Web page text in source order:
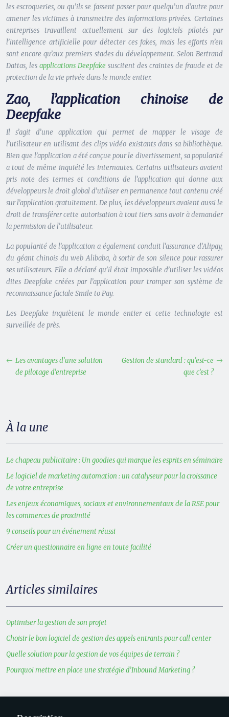
les escroqueries, ou qu’ils se fassent passer pour quelqu’un d’autre pour
amener les victimes à transmettre des informations privées. Certaines
entreprises travaillent actuellement sur des logiciels pilotés par
l’intelligence artificielle pour détecter ces fakes, mais les efforts n’en
sont encore qu’aux premiers stades du développement. Selon Bertrand
Dattas, les applications Deepfake suscitent des craintes de fraude et de
protection de la vie privée dans le monde entier.
Zao, l’application chinoise de
Deepfake
Il s’agit d’une application qui permet de mapper le visage de
l’utilisateur en utilisant des clips vidéo existants dans sa bibliothèque.
Bien que l’application a été conçue pour le divertissement, sa popularité
a tout de même inquiété les internautes. Certains utilisateurs avaient
pris note des termes et conditions de l’application qui donne aux
développeurs le droit global d’utiliser en permanence tout contenu créé
sur l’application gratuitement. De plus, les développeurs avaient aussi le
droit de transférer cette autorisation à tout tiers sans avoir à demander
la permission de l’utilisateur.
La popularité de l’application a également conduit l’assurance d’Alipay,
du géant chinois du web Alibaba, à sortir de son silence pour rassurer
ses utilisateurs. Elle a déclaré qu’il était impossible d’utiliser les vidéos
dites Deepfake créées par l’application pour tromper son système de
reconnaissance faciale Smile to Pay.
Les Deepfake inquiètent le monde entier et cette technologie est
surveillée de près.
Les avantages d’une solution
de pilotage d’entreprise
Gestion de standard : qu’est-ce
que c’est ?
À la une
Le chapeau publicitaire : Un goodies qui marque les esprits en séminaire
Le logiciel de marketing automation : un catalyseur pour la croissance
de votre entreprise
Les enjeux économiques, sociaux et environnementaux de la RSE pour
les commerces de proximité
9 conseils pour un événement réussi
Créer un questionnaire en ligne en toute facilité
Articles similaires
Optimiser la gestion de son projet
Choisir le bon logiciel de gestion des appels entrants pour call center
Quelle solution pour la gestion de vos équipes de terrain ?
Pourquoi mettre en place une stratégie d’Inbound Marketing ?